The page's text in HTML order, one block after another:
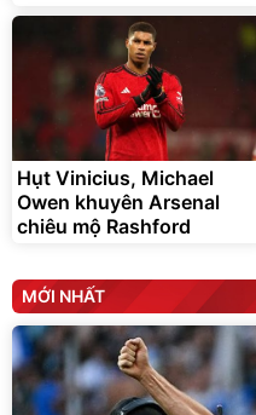
Hụt Vinicius, Michael
Owen khuyên Arsenal
chiêu mộ Rashford
MỚI NHẤT